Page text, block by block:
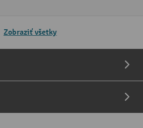
Zobraziť všetky